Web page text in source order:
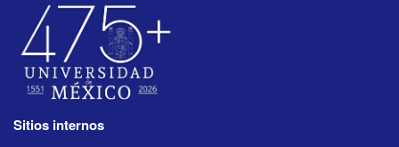
Sitios internos